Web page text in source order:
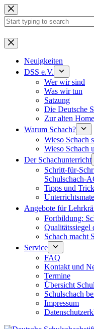
Keine
Ergebnisse
Neuigkeiten
DSS e.V.
Wer wir sind
Was wir tun
Satzung
Die Deutsche
Zur alten
Warum Schach?
Wieso Schach
Wieso Schach
Der Schachunterricht
Schritt-für-
Schulschach-
Tipps und
Angebote für
Fortbildung:
Qualitätssiegel
Schach macht
Service
FAQ
Kontakt und
Termine
Übersicht
Schulschach
Impressum